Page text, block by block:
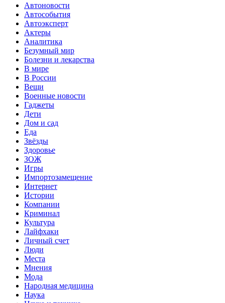
Автоновости
Автособытия
Автоэксперт
Актеры
Аналитика
Безумный мир
Болезни и лекарства
В мире
В России
Вещи
Военные новости
Гаджеты
Дети
Дом и сад
Еда
Звёзды
Здоровье
ЗОЖ
Игры
Импортозамещение
Интернет
Истории
Компании
Криминал
Культура
Лайфхаки
Личный счет
Люди
Места
Мнения
Мода
Народная медицина
Наука